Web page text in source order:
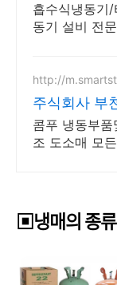
흡수식냉동기
동기 설비 전
http://
주식회사 부
콤푸 냉동부
조 도소매 모
▣냉매의 종